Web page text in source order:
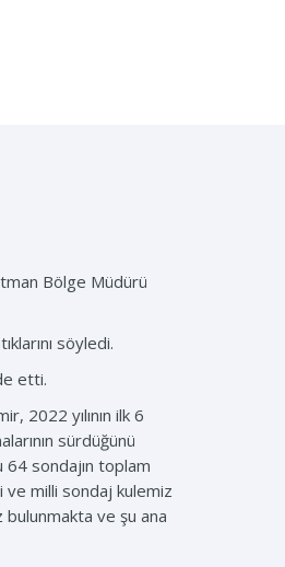
Bölge Müdürü
söyledi.
etti.
2022 yılının ilk 6
sürdüğünü
sondajın toplam
ve milli sondaj kulemiz
bulunmakta ve şu ana